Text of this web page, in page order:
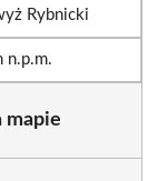
Rybnicki
n.p.m.
mapie